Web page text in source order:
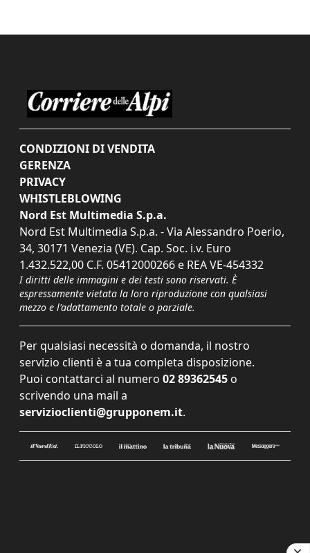
CONDIZIONI DI VENDITA
GERENZA
PRIVACY
WHISTLEBLOWING
Nord Est Multimedia S.p.a.
Nord Est Multimedia S.p.a. - Via Alessandro Poerio,
34, 30171 Venezia (VE). Cap. Soc. i.v. Euro
1.432.522,00 C.F. 05412000266 e REA VE-454332
I diritti delle immagini e dei testi sono riservati. È
espressamente vietata la loro riproduzione con qualsiasi
mezzo e l'adattamento totale o parziale.
Per qualsiasi necessità o domanda, il nostro
servizio clienti è a tua completa disposizione.
Puoi contattarci al numero 02 89362545 o
scrivendo una mail a
servizioclienti@grupponem.it.